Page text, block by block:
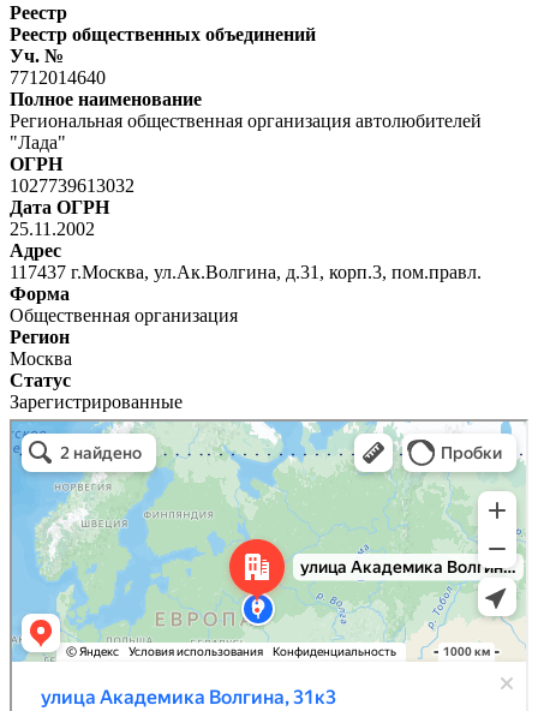
Реестр
Реестр общественных объединений
Уч. №
7712014640
Полное наименование
Региональная общественная организация автолюбителей
"Лада"
ОГРН
1027739613032
Дата ОГРН
25.11.2002
Адрес
117437 г.Москва, ул.Ак.Волгина, д.31, корп.3, пом.правл.
Форма
Общественная организация
Регион
Москва
Статус
Зарегистрированные